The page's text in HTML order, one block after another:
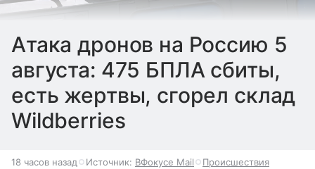
Атака дронов на Россию 5
августа: 475 БПЛА сбиты,
есть жертвы, сгорел склад
Wildberries
18 часов назад Источник: ВФокусе Mail Происшествия